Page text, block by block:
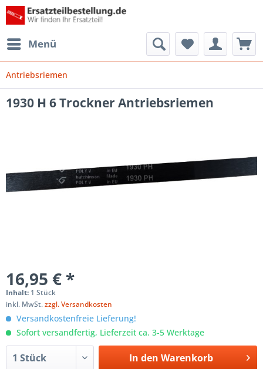
Menü
Antriebsriemen
1930 H 6 Trockner Antriebsriemen
16,95 € *
Inhalt: 1 Stück
inkl. MwSt.zzgl. Versandkosten
Versandkostenfreie Lieferung!
Sofort versandfertig, Lieferzeit ca. 3-5 Werktage
In den Warenkorb